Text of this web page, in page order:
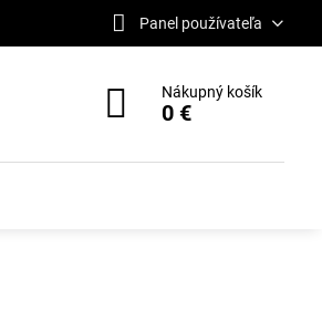
Panel používateľa
Nákupný košík
0 €